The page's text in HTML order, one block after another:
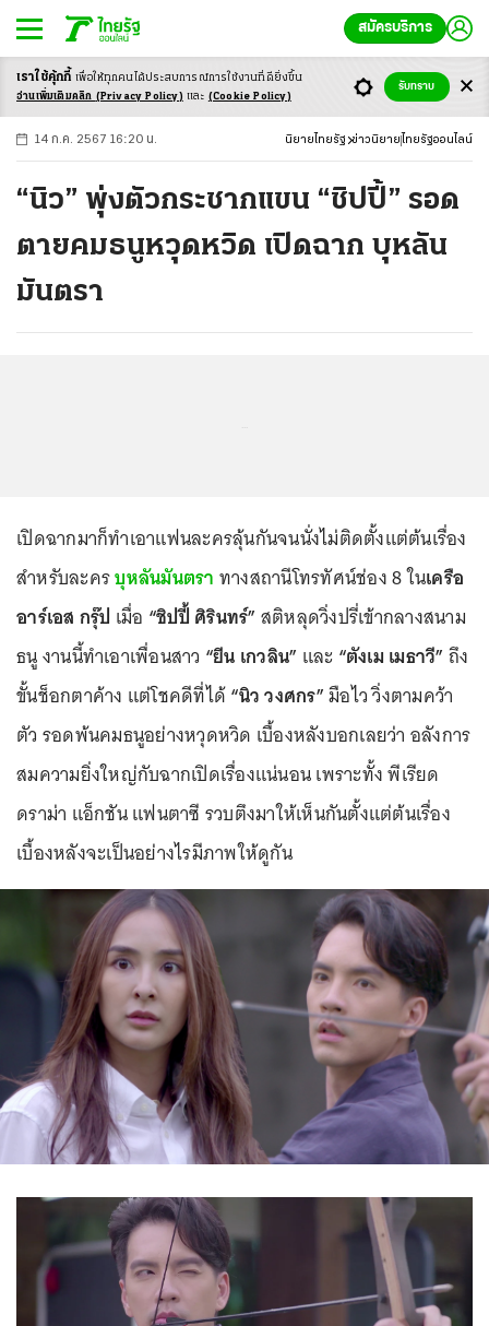
สมัครบริการ
-ก ก ก+
14 ก.ค. 2567 16:20 น. นิยายไทยรัฐ ข่าวนิยาย ไทยรัฐออนไลน์
“นิว” พุ่งตัวกระชากแขน “ชิปปี้” รอด
ตายคมธนูหวุดหวิด เปิดฉาก บุหลัน
มันตรา
เปิดฉากมาก็ทำเอาแฟนละครลุ้นกันจนนั่งไม่ติดตั้งแต่ต้นเรื่อง
สำหรับละครบุหลันมันตรา ทางสถานีโทรทัศน์ช่อง 8 ในเครือ
อาร์เอส กรุ๊ป เมื่อ “ชิปปี้ ศิรินทร์” สติหลุดวิ่งปรี่เข้ากลางสนาม
ธนู งานนี้ทำเอาเพื่อนสาว “ยีน เกวลิน” และ “ตังเม เมธาวี” ถึง
ขั้นช็อกตาค้าง แต่โชคดีที่ได้“นิว วงศกร”มือไว วิ่งตามคว้า
ตัว รอดพ้นคมธนูอย่างหวุดหวิด เบื้องหลังบอกเลยว่า อลังการ
สมความยิ่งใหญ่กับฉากเปิดเรื่องแน่นอน เพราะทั้ง พีเรียด
ดราม่า แอ็กชัน แฟนตาซี รวบตึงมาให้เห็นกันตั้งแต่ต้นเรื่อง
เบื้องหลังจะเป็นอย่างไรมีภาพให้ดูกัน
เราใช้คุ้กกี้ เพื่อให้ทุกคนได้ประสบการณ์การใช้งานที่ดียิ่งขึ้น
อ่านเพิ่มเติมคลิก (Privacy Policy) และ (Cookie Policy)
รับทราบ